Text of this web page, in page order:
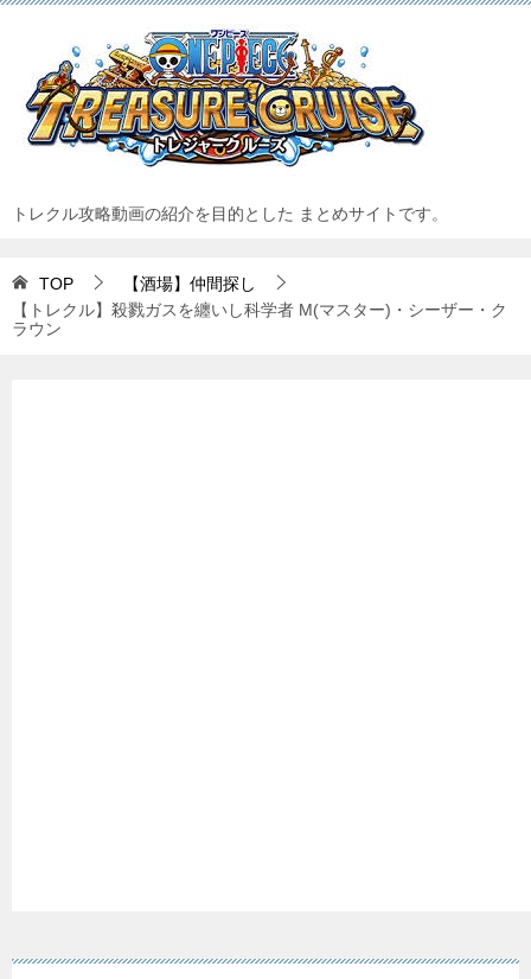
トレクル攻略動画の紹介を目的とした まとめサイトです。
TOP
【酒場】仲間探し
【トレクル】殺戮ガスを纏いし科学者 M(マスター)・シーザー・ク
ラウン